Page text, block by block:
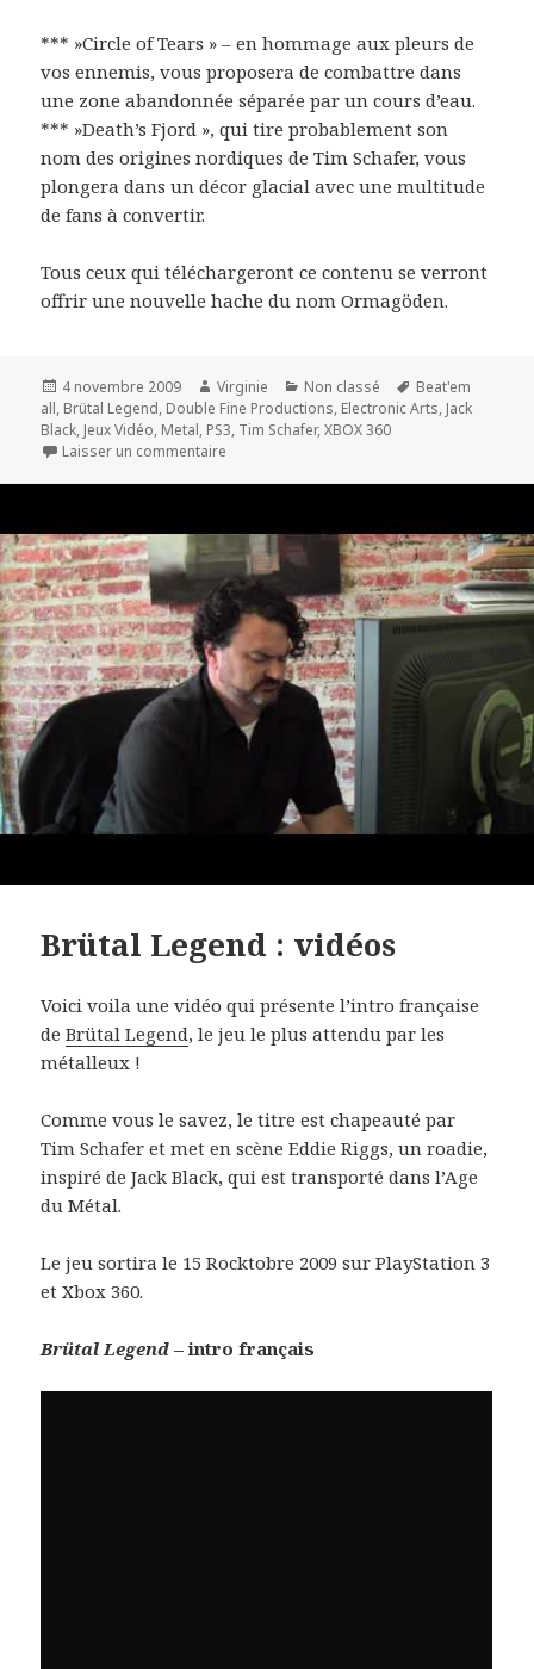
*** »Circle of Tears » – en hommage aux pleurs de
vos ennemis, vous proposera de combattre dans
une zone abandonnée séparée par un cours d’eau.
*** »Death’s Fjord », qui tire probablement son
nom des origines nordiques de Tim Schafer, vous
plongera dans un décor glacial avec une multitude
de fans à convertir.
Tous ceux qui téléchargeront ce contenu se verront
offrir une nouvelle hache du nom Ormagöden.
Publié
le
4 novembre 2009 Auteur
Virginie Catégories
Non classé
Mots-
clés
Beat'em
all, Brütal Legend, Double Fine Productions, Electronic Arts, Jack
Black, Jeux Vidéo, Metal, PS3, Tim Schafer,XBOX 360
Laisser un commentaire
Brütal Legend : vidéos
Voici voila une vidéo qui présente l’intro française
deBrütal Legend, le jeu le plus attendu par les
métalleux !
Comme vous le savez, le titre est chapeauté par
Tim Schafer et met en scène Eddie Riggs, un roadie,
inspiré de Jack Black, qui est transporté dans l’Age
du Métal.
Le jeu sortira le 15 Rocktobre 2009 sur PlayStation 3
et Xbox 360.
Brütal Legend – intro français